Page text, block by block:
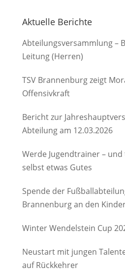
Aktuelle Berichte
Abteilungsversammlung –
Leitung (Herren)
TSV Brannenburg zeigt
Offensivkraft
Bericht zur
Abteilung am 12.03.2026
Werde Jugendtrainer –
selbst etwas Gutes
Spende der
Brannenburg an den
Winter Wendelstein Cup
Neustart mit jungen
auf Rückkehrer